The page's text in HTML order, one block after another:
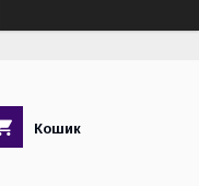
Кошик